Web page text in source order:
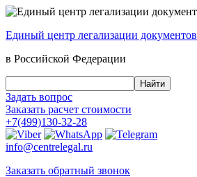
Единый центр легализации документов
в Российской Федерации
Задать вопрос
Заказать расчет стоимости
+7(499)130-32-28
info@centrelegal.ru
Заказать обратный звонок